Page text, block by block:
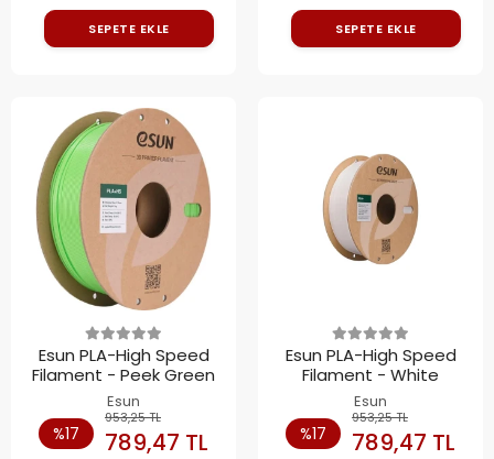
SEPETE EKLE SEPETE EKLE
Esun PLA-High Speed
Filament - Peek Green
Esun
%17
953,25 TL
789,47 TL
Esun PLA-High Speed
Filament - White
Esun
%17
953,25 TL
789,47 TL